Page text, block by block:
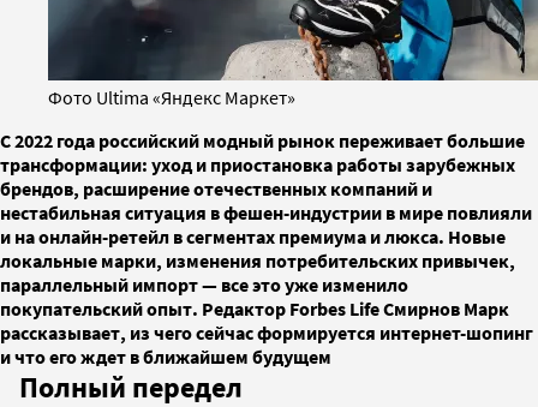
Фото Ultima «Яндекс Маркет»
С 2022 года российский модный рынок переживает большие
трансформации: уход и приостановка работы зарубежных
брендов, расширение отечественных компаний и
нестабильная ситуация в фешен-индустрии в мире повлияли
и на онлайн-ретейл в сегментах премиума и люкса. Новые
локальные марки, изменения потребительских привычек,
параллельный импорт — все это уже изменило
покупательский опыт. Редактор Forbes Life Смирнов Марк
рассказывает, из чего сейчас формируется интернет-шопинг
и что его ждет в ближайшем будущем
Полный передел